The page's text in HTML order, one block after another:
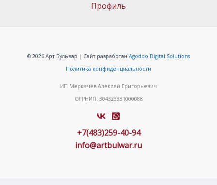
Профиль
© 2026 Арт Бульвар | Сайт разработан Agodoo Digital Solutions
Политика конфиденциальности
ИП Меркачёв Алексей Григорьевич
ОГРНИП: 304323331000088
+7(483)259-40-94
info@artbulwar.ru